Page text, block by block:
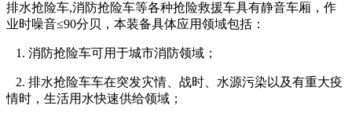
排水抢险车,消防抢险车等各种抢险救援车具有静音车厢，作
业时噪音≤90分贝，本装备具体应用领域包括：
1. 消防抢险车可用于城市消防领域；
2. 排水抢险车车在突发灾情、战时、水源污染以及有重大疫
情时，生活用水快速供给领域；